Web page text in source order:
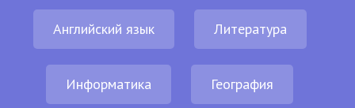
Английский язык Литература
Информатика География